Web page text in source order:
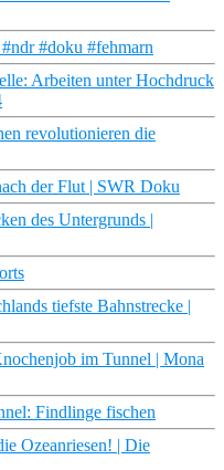
#doku #fehmarn
Arbeiten unter Hochdruck
revolutionieren die
der Flut | SWR Doku
des Untergrunds |
tiefste Bahnstrecke |
im Tunnel | Mona
Findlinge fischen
Ozeanriesen! | Die